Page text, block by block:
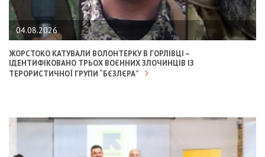
04.08.2026
ЖОРСТОКО КАТУВАЛИ ВОЛОНТЕРКУ В ГОРЛІВЦІ –
ІДЕНТИФІКОВАНО ТРЬОХ ВОЄННИХ ЗЛОЧИНЦІВ ІЗ
ТЕРОРИСТИЧНОЇ ГРУПИ “БЄЗЛЄРА”